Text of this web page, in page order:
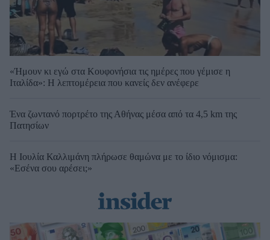
«Ήμουν κι εγώ στα Κουφονήσια τις ημέρες που γέμισε η
Ιταλίδα»: Η λεπτομέρεια που κανείς δεν ανέφερε
Ένα ζωντανό πορτρέτο της Αθήνας μέσα από τα 4,5 km της
Πατησίων
Η Ιουλία Καλλιμάνη πλήρωσε θαμώνα με το ίδιο νόμισμα:
«Εσένα σου αρέσει;»